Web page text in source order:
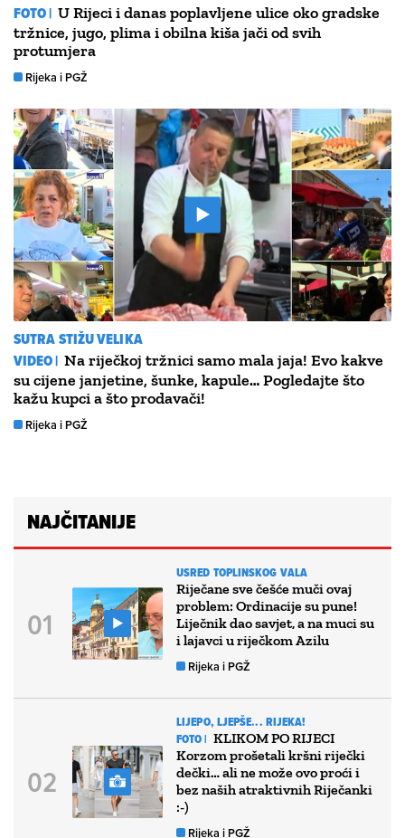
FOTO | U Rijeci i danas poplavljene ulice oko gradske
tržnice, jugo, plima i obilna kiša jači od svih
protumjera
Rijeka i PGŽ
SUTRA STIŽU VELIKA
VIDEO | Na riječkoj tržnici samo mala jaja! Evo kakve
su cijene janjetine, šunke, kapule… Pogledajte što
kažu kupci a što prodavači!
Rijeka i PGŽ
NAJČITANIJE
USRED TOPLINSKOG VALA
Riječane sve češće muči ovaj
problem: Ordinacije su pune!
Liječnik dao savjet, a na muci su
i lajavci u riječkom Azilu
Rijeka i PGŽ
LIJEPO, LJEPŠE... RIJEKA!
FOTO | KLIKOM PO RIJECI
Korzom prošetali kršni riječki
dečki… ali ne može ovo proći i
bez naših atraktivnih Riječanki
:-)
Rijeka i PGŽ